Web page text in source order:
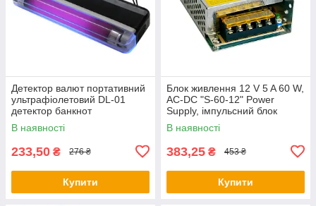
Детектор валют портативний
ультрафіолетовий DL-01
детектор банкнот
портативний
В наявності
233,50 ₴ 276 ₴
Купити
Блок живлення 12 V 5 A 60 W,
AC-DC "S-60-12" Power
Supply, імпульсний блок
живлення для світлодіодної
стрічки
В наявності
383,25 ₴ 453 ₴
Купити